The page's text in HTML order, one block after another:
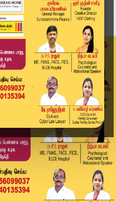
6 அதிகாரிகள்...